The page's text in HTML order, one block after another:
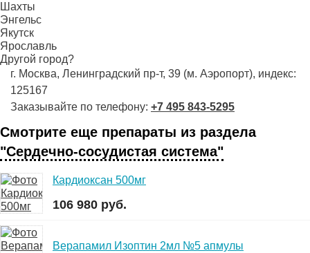
Шахты
Энгельс
Якутск
Ярославль
Другой город?
г. Москва, Ленинградский пр-т, 39 (м. Аэропорт), индекс:
125167
Заказывайте по телефону: +7 495 843-5295
Смотрите еще препараты из раздела
"Сердечно-сосудистая система"
Кардиоксан 500мг
106 980 руб.
Верапамил Изоптин 2мл №5 апмулы